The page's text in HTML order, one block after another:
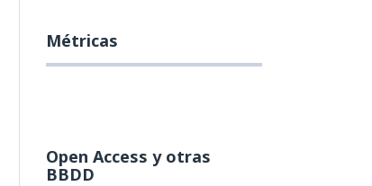
Métricas
Open Access y otras
BBDD